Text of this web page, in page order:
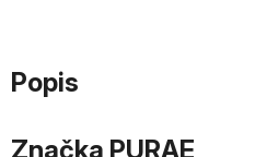
Popis
Značka PURAE